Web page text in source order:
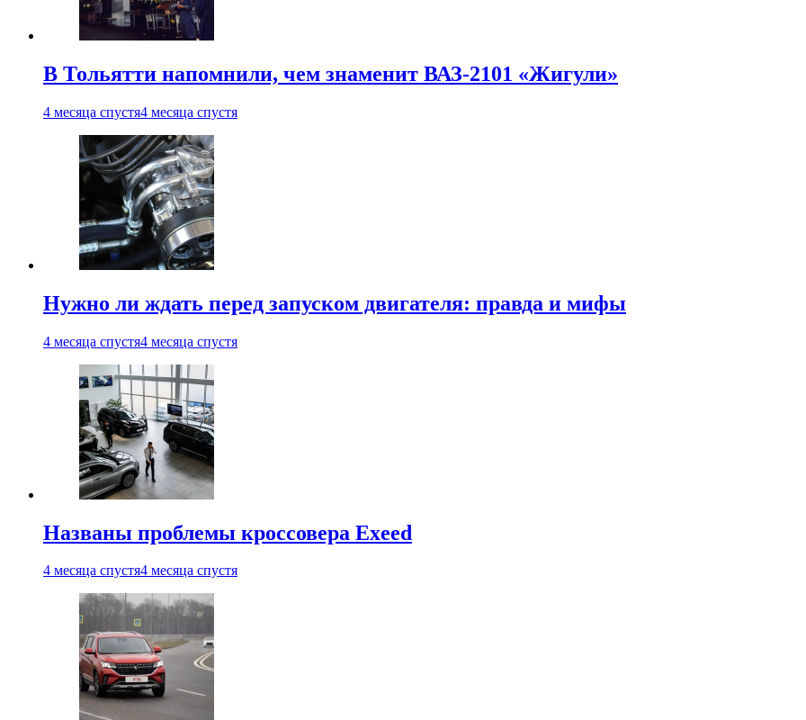
В Тольятти напомнили, чем знаменит ВАЗ-2101 «Жигули»
4 месяца спустя4 месяца спустя
Нужно ли ждать перед запуском двигателя: правда и мифы
4 месяца спустя4 месяца спустя
Названы проблемы кроссовера Exeed
4 месяца спустя4 месяца спустя